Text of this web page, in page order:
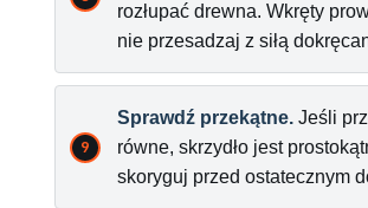
rozłupać drewna. Wkręty
nie przesadzaj z siłą
Sprawdź przekątne. Jeśli
równe, skrzydło jest
skoryguj przed ostatecznym